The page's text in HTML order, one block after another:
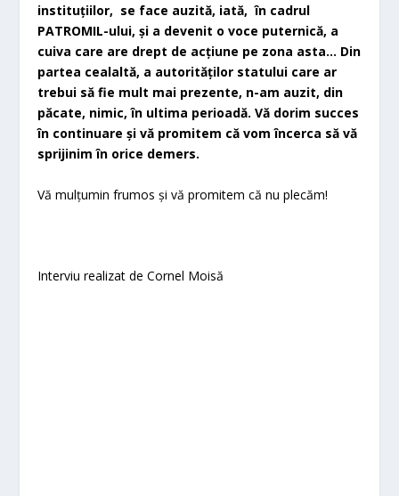
instituțiilor, se face auzită, iată, în cadrul
PATROMIL-ului, și a devenit o voce puternică, a
cuiva care are drept de acțiune pe zona asta… Din
partea cealaltă, a autorităților statului care ar
trebui să fie mult mai prezente, n-am auzit, din
păcate, nimic, în ultima perioadă. Vă dorim succes
în continuare și vă promitem că vom încerca să vă
sprijinim în orice demers.
Vă mulțumin frumos și vă promitem că nu plecăm!
Interviu realizat de Cornel Moisă